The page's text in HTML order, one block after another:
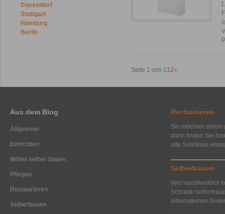
Seite 1 von 212»
Düsseldorf
Stuttgart
Hamburg
Berlin
Aus dem Blog
Allgemein
Einrichten
Möbel selber bauen
Pflegen
Restaurieren
Selberbauen
Restaurieren
Sie möchten einen
dann finden Sie
alte Schränke
Selberbauen
Wer handwerklich
Schrank
Informationen